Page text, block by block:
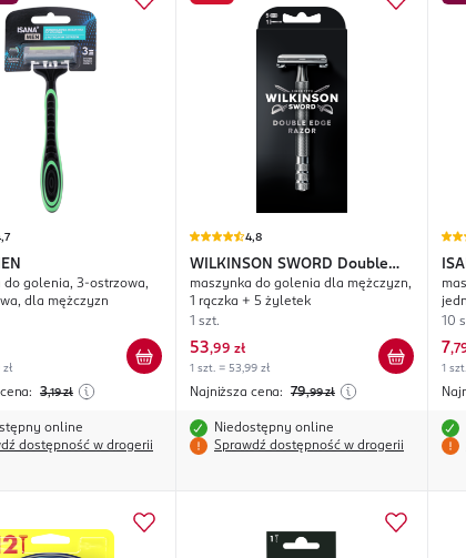
do golenia, 3-ostrzowa,
dla mężczyzn
3,19 zł
online
dostępność w drogerii
4,8
WILKINSON SWORD Double
Edge Razor
maszynka do golenia dla mężczyzn,
1 rączka + 5 żyletek
1 szt.
53,99 zł
1 szt. = 53,99 zł
Najniższa cena: 79,99 zł
Niedostępny online
Sprawdź dostępność w drogerii
10
7,
1